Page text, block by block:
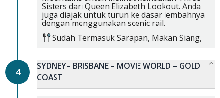
Sisters dari Queen Elizabeth Lookout. Anda
juga diajak untuk turun ke dasar lembahnya
dengan menggunakan scenic rail.
Sudah TermasukSarapan, Makan Siang,
4
SYDNEY– BRISBANE – MOVIE WORLD – GOLD
COAST